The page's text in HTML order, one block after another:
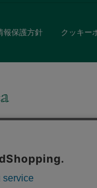
報保護方針 クッキー
商品がラインナップ。
ています。